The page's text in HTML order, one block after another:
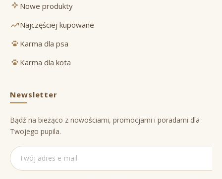
Nowe produkty
Najczęściej kupowane
Karma dla psa
Karma dla kota
Newsletter
Bądź na bieżąco z nowościami, promocjami i poradami dla
Twojego pupila.